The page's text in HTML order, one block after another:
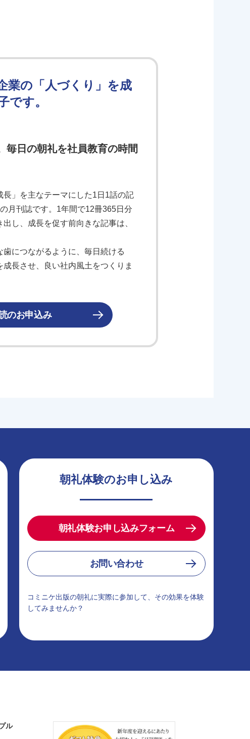
業の「人づくり」を成
です。
毎日の朝礼を社員教育の時間
長」を主なテーマにした1日1話の記
月刊誌です。1年間で12冊365日分
し、成長を促す前向きな記事は、
につながるように、毎日続ける
成長させ、良い社内風土をつくりま
のお申込み
朝礼体験のお申し込み
朝礼体験お申し込みフォーム
お問い合わせ
コミニケ出版の朝礼に実際に参加して、その効果を体験
してみませんか？
ル